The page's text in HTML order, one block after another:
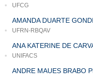
UFCG
AMANDA DUARTE
UFRN-RBQAV
ANA KATERINE DE
UNIFACS
ANDRE MAUES BRABO